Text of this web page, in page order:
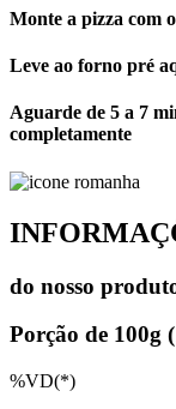
Monte a pizza com
Leve ao forno pré
Aguarde de 5 a 7
completamente
do nosso
Porção de 100g
%VD(*)